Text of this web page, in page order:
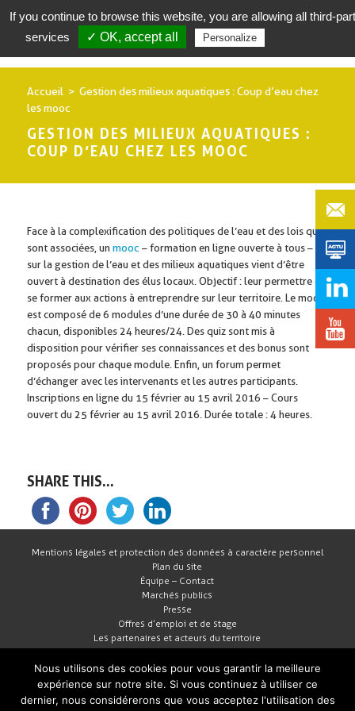
Accueil
Gestion des milieux aquatiques : Coup d’eau chez
les mooc
GESTION DES MILIEUX AQUATIQUES :
COUP D’EAU CHEZ LES MOOC
Face à la complexification des politiques de l’eau et des lois qui y
sont associées, un mooc – formation en ligne ouverte à tous –
sur la gestion de l’eau et des milieux aquatiques vient d’être
ouvert à destination des élus locaux. Objectif : leur permettre de
se former aux actions à entreprendre sur leur territoire. Le mooc
est composé de 6 modules d’une durée de 30 à 40 minutes
chacun, disponibles 24 heures/24. Des quiz sont mis à
disposition pour vérifier ses connaissances et des bonus sont
proposés pour chaque module. Enfin, un forum permet
d’échanger avec les intervenants et les autres participants.
Inscriptions en ligne du 15 février au 15 avril 2016 – Cours
ouvert du 25 février au 15 avril 2016. Durée totale : 4 heures.
SHARE THIS...
Mentions légales et protection des données à caractère personnel
Plan du site
Équipe – Contact
Marchés publics
Presse
Offres d’emploi et de stage
Les partenaires et acteurs du territoire
Nous utilisons des cookies pour vous garantir la meilleure
expérience sur notre site. Si vous continuez à utiliser ce
dernier, nous considérerons que vous acceptez l'utilisation des
If you continue to browse this website, you are allowing all third-
services
✓ OK, accept all Personalize